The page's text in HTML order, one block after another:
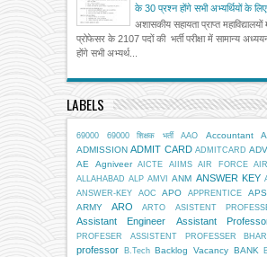
के 30 प्रश्न होंगे सभी अभ्यर्थियों के लिए
अशासकीय सहायता प्राप्त
प्रोफेसर के 2107 पदों की भर्ती परीक्षा में सामान्य
होंगे सभी अभ्यर्थ...
LABELS
69000 69000 शिक्षक भर्ती AAO Accountant
ADMISSION ADMIT CARD ADMITCARD
AE
Agniveer AICTE AIIMS AIR FORCE
ALLAHABAD ALP AMVI ANM ANSWER KEY
ANSWER-KEY
AOC APO APPRENTICE APS
ARMY ARO ARTO ASISTENT
Assistant Engineer
Assistant
PROFESER
ASSISTENT PROFESSER
professor
B.Tech Backlog Vacancy BANK